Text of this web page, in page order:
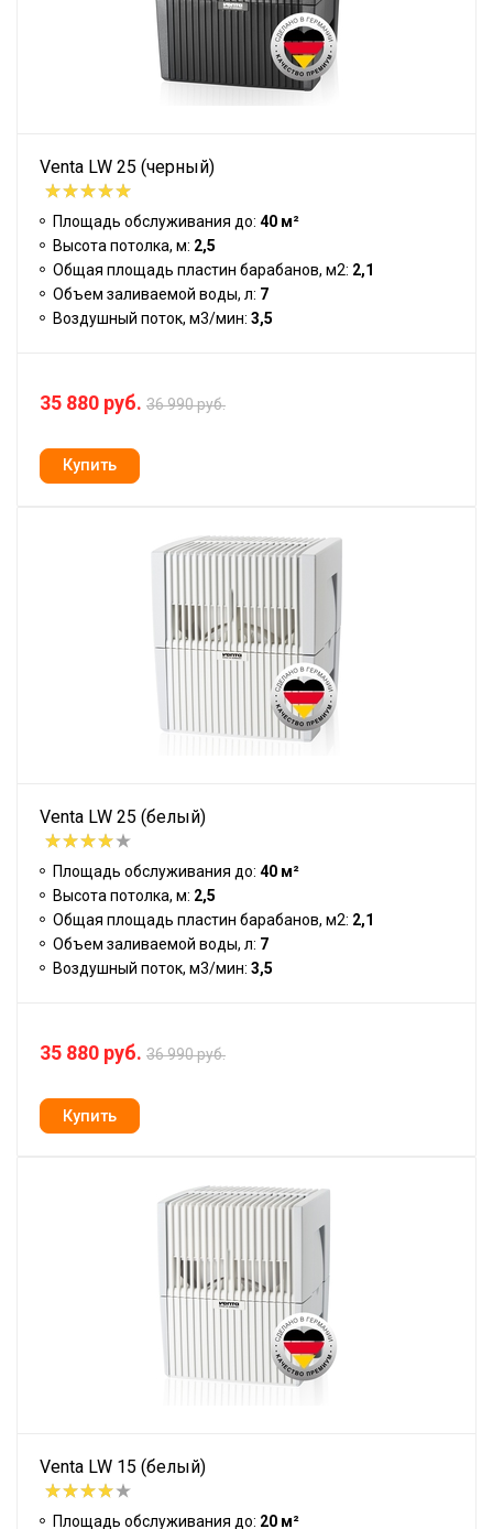
Venta LW 25 (черный)
Площадь обслуживания до: 40 м²
Высота потолка, м: 2,5
Общая площадь пластин барабанов, м2: 2,1
Объем заливаемой воды, л: 7
Воздушный поток, м3/мин: 3,5
35 880 руб. 36 990 руб.
Venta LW 25 (белый)
Площадь обслуживания до: 40 м²
Высота потолка, м: 2,5
Общая площадь пластин барабанов, м2: 2,1
Объем заливаемой воды, л: 7
Воздушный поток, м3/мин: 3,5
35 880 руб. 36 990 руб.
Venta LW 15 (белый)
Площадь обслуживания до: 20 м²